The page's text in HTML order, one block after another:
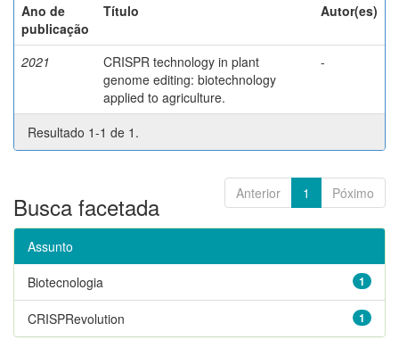
Ano de
publicação
Título Autor(es)
2021
CRISPR technology in plant
genome editing: biotechnology
applied to agriculture.
-
Resultado 1-1 de 1.
Anterior 1 Póximo
Busca facetada
Assunto
1
Biotecnologia
1
CRISPRevolution